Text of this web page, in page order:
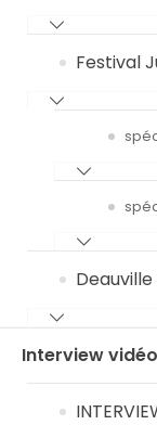
Festival
Deauville
Interview vidéo